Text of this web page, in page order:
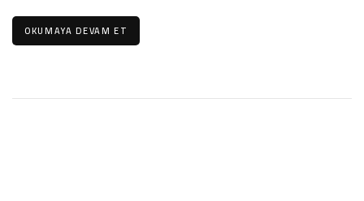
OKUMAYA DEVAM ET